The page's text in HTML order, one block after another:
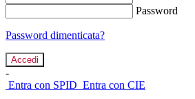
Password
Password dimenticata?
-
Entra con SPID Entra con CIE